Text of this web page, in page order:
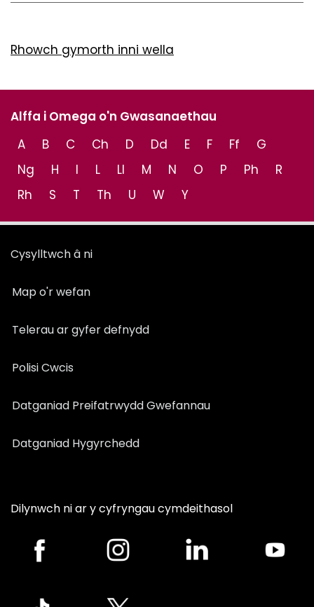
Rhowch gymorth inni wella
Alffa i Omega o'n Gwasanaethau
A
B C Ch D Dd E F Ff
G
Ng
H I L Ll M N O P Ph
R
Rh
S T Th U W Y
Cysylltwch â ni
Map o'r wefan
Telerau ar gyfer defnydd
Polisi Cwcis
Datganiad Preifatrwydd Gwefannau
Datganiad Hygyrchedd
Dilynwch ni ar y cyfryngau cymdeithasol